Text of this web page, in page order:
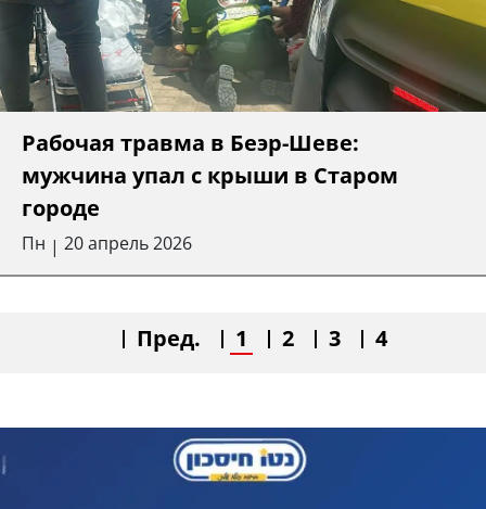
Рабочая травма в Беэр-Шеве:
мужчина упал с крыши в Старом
городе
Пн | 20 апрель 2026
Пред. 1 2 3 4